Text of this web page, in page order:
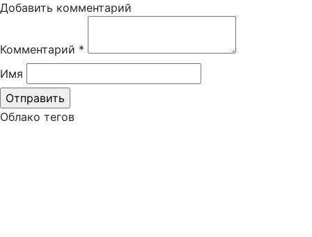
Добавить комментарий
Комментарий *
Имя
Облако тегов